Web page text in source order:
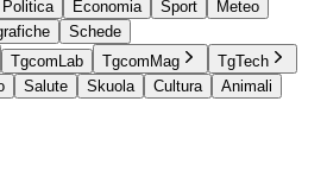
Politica Economia Sport
Meteo
Schede
TgcomLab TgcomMag
TgTech
Salute Skuola Cultura
Animali